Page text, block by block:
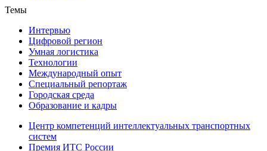
Темы
Интервью
Цифровой регион
Умная логистика
Технологии
Международный опыт
Специальный репортаж
Городская среда
Образование и кадры
Центр компетенций интеллектуальных транспортных
систем
Премия ИТС России